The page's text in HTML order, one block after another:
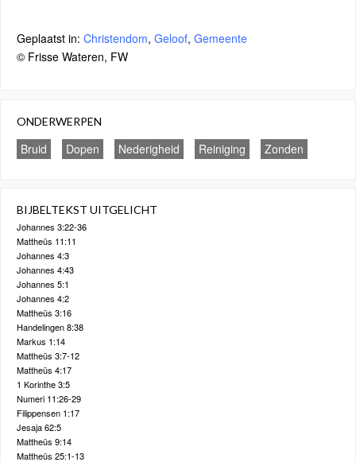
Geplaatst in: Christendom, Geloof, Gemeente
© Frisse Wateren, FW
ONDERWERPEN
Bruid Dopen Nederigheid Reiniging Zonden
BIJBELTEKST UITGELICHT
Johannes 3:22-36
Mattheüs 11:11
Johannes 4:3
Johannes 4:43
Johannes 5:1
Johannes 4:2
Mattheüs 3:16
Handelingen 8:38
Markus 1:14
Mattheüs 3:7-12
Mattheüs 4:17
1 Korinthe 3:5
Numeri 11:26-29
Filippensen 1:17
Jesaja 62:5
Mattheüs 9:14
Mattheüs 25:1-13